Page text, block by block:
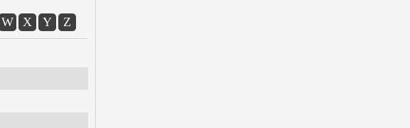
W X Y Z